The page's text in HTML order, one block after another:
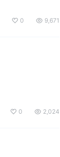
0 9,671
0 2,024